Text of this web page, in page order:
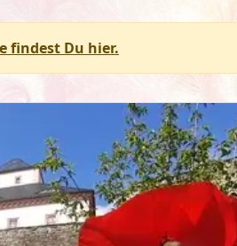
findest Du hier.